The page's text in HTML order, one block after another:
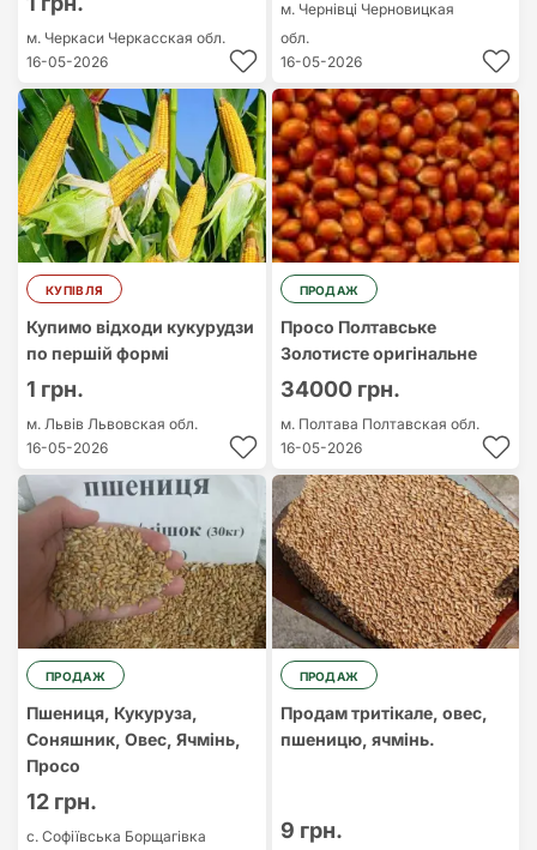
м. Черкаси Черкасская обл.
16-05-2026
м. Чернівці Черновицкая
обл.
16-05-2026
КУПІВЛЯ
Купимо відходи кукурудзи
по першій формі
1 грн.
м. Львів Львовская обл.
16-05-2026
ПРОДАЖ
Просо Полтавське
Золотисте оригінальне
34000 грн.
м. Полтава Полтавская обл.
16-05-2026
ПРОДАЖ
Пшениця, Кукуруза,
Соняшник, Овес, Ячмінь,
Просо
12 грн.
с. Софіївська Борщагівка
ПРОДАЖ
Продам тритікале, овес,
пшеницю, ячмінь.
9 грн.